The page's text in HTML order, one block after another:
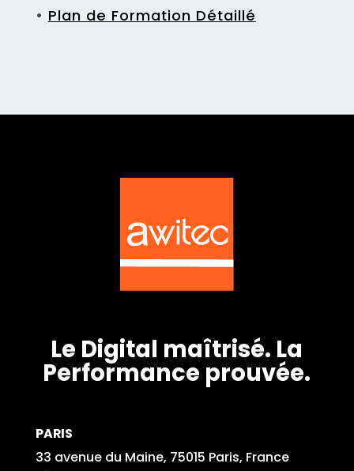
• Plan de Formation Détaillé
Le Digital maîtrisé. La
Performance prouvée.
PARIS
33 avenue du Maine, 75015 Paris, France